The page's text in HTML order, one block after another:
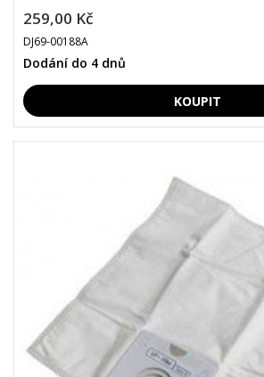
259,00 Kč
DJ69-00188A
Dodání do 4 dnů